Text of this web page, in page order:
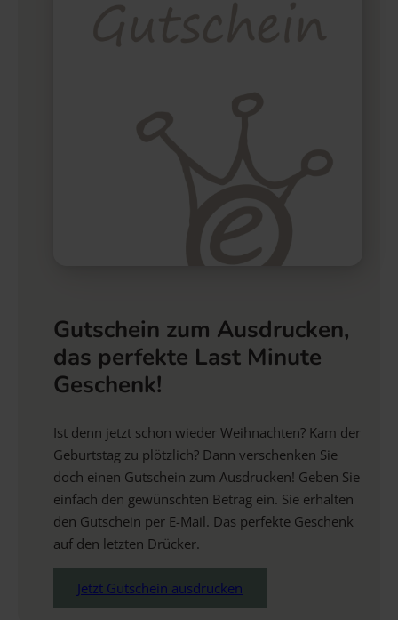
Gutschein zum Ausdrucken,
das perfekte Last Minute
Geschenk!
Ist denn jetzt schon wieder Weihnachten? Kam der
Geburtstag zu plötzlich? Dann verschenken Sie
doch einen Gutschein zum Ausdrucken! Geben Sie
einfach den gewünschten Betrag ein. Sie erhalten
den Gutschein per E-Mail. Das perfekte Geschenk
auf den letzten Drücker.
Jetzt Gutschein ausdrucken